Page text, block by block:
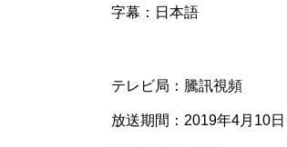
字幕：日本語
テレビ局：騰訊視頻
放送期間：2019年4月10